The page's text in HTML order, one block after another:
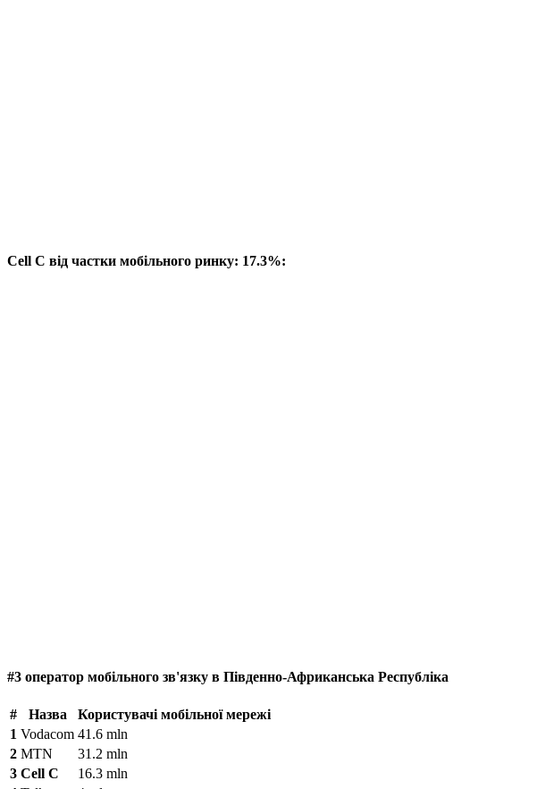
Cell C від частки мобільного ринку: 17.3%:
#3 оператор мобільного зв'язку в Південно-Африканська Республіка
# Назва
Користувачі мобільної мережі
1 Vodacom 41.6 mln
2 MTN
31.2 mln
3 Cell C
16.3 mln